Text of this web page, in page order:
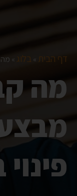
דף הבית » בלוג » מה
מה
פינוי